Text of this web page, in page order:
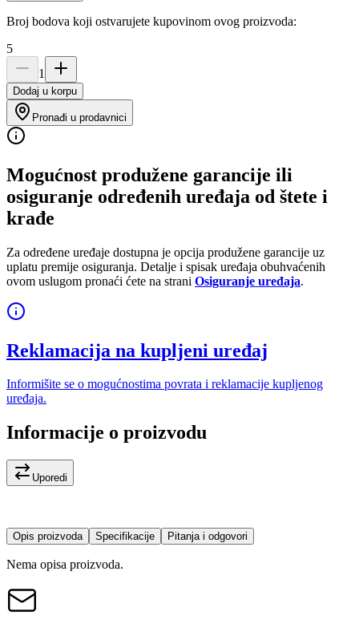
Broj bodova koji ostvarujete kupovinom ovog proizvoda:
5
1
Dodaj u korpu
Pronađi u prodavnici
Mogućnost produžene garancije ili
osiguranje određenih uređaja od štete i
krađe
Za određene uređaje dostupna je opcija produžene garancije uz
uplatu premije osiguranja. Detalje i spisak uređaja obuhvaćenih
ovom uslugom pronaći ćete na strani Osiguranje uređaja.
Reklamacija na kupljeni uređaj
Informišite se o mogućnostima povrata i reklamacije kupljenog
uređaja.
Informacije o proizvodu
Uporedi
Opis proizvoda Specifikacije Pitanja i odgovori
Nema opisa proizvoda.